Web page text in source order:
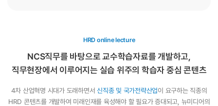
HRD online lecture
NCS직무를 바탕으로 교수학습자료를 개발하고,
직무현장에서 이루어지는 실습 위주의 학습자 중심 콘텐츠
4차 산업혁명 시대가 도래하면서 신직종 및 국가전략산업이 요구하는 직종의
HRD 콘텐츠를 개발하여 미래인재를 육성해야 할 필요가 증대되고, 뉴미디어의